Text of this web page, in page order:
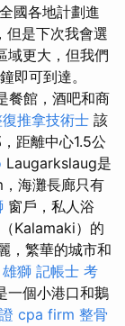
國各地計劃進
但是下次我會選
域更大，但我們
即可到達。
餐館，酒吧和商
推拿技術士 該
距離中心1.5公
Laugarkslaug是
，海灘長廊只有
窗戶，私人浴
Kalamaki）的
，繁華的城市和
獅 記帳士 考
一個小港口和鵝
cpa firm 整骨